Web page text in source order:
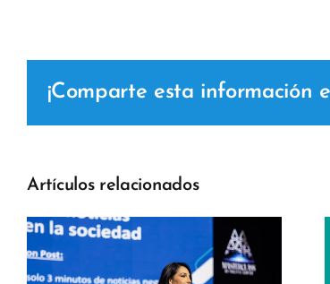
¡Comparte esta información
Artículos relacionados